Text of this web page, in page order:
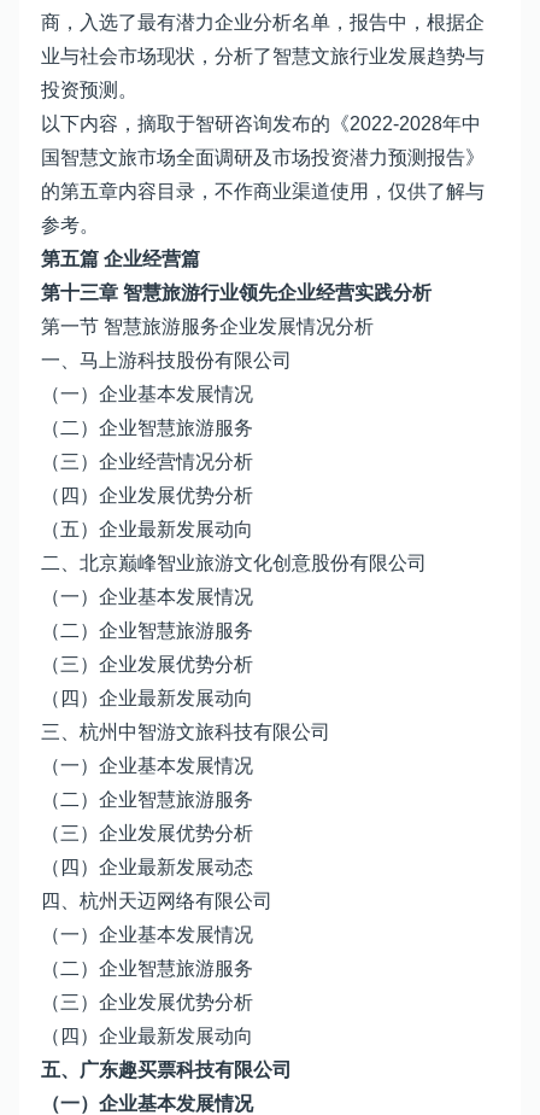
商，入选了最有潜力企业分析名单，报告中，根据企
业与社会市场现状，分析了智慧文旅行业发展趋势与
投资预测。
以下内容，摘取于智研咨询发布的《2022-2028年中
国智慧文旅市场全面调研及市场投资潜力预测报告》
的第五章内容目录，不作商业渠道使用，仅供了解与
参考。
第五篇 企业经营篇
第十三章 智慧旅游行业领先企业经营实践分析
第一节 智慧旅游服务企业发展情况分析
一、马上游科技股份有限公司
（一）企业基本发展情况
（二）企业智慧旅游服务
（三）企业经营情况分析
（四）企业发展优势分析
（五）企业最新发展动向
二、北京巅峰智业旅游文化创意股份有限公司
（一）企业基本发展情况
（二）企业智慧旅游服务
（三）企业发展优势分析
（四）企业最新发展动向
三、杭州中智游文旅科技有限公司
（一）企业基本发展情况
（二）企业智慧旅游服务
（三）企业发展优势分析
（四）企业最新发展动态
四、杭州天迈网络有限公司
（一）企业基本发展情况
（二）企业智慧旅游服务
（三）企业发展优势分析
（四）企业最新发展动向
五、广东趣买票科技有限公司
（一）企业基本发展情况